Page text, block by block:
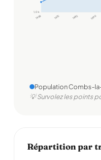
1,0 k
1968 1975 1982 1990
Population Combs-
💡 Survolez les points
Répartition par